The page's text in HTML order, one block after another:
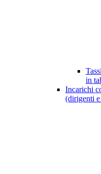
in
Incarichi
(dirigenti